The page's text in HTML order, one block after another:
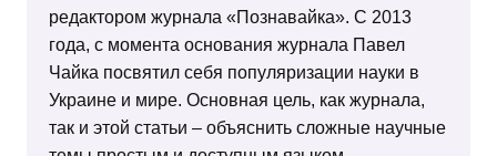
редактором журнала «Познавайка». С 2013
года, с момента основания журнала Павел
Чайка посвятил себя популяризации науки в
Украине и мире. Основная цель, как журнала,
так и этой статьи – объяснить сложные научные